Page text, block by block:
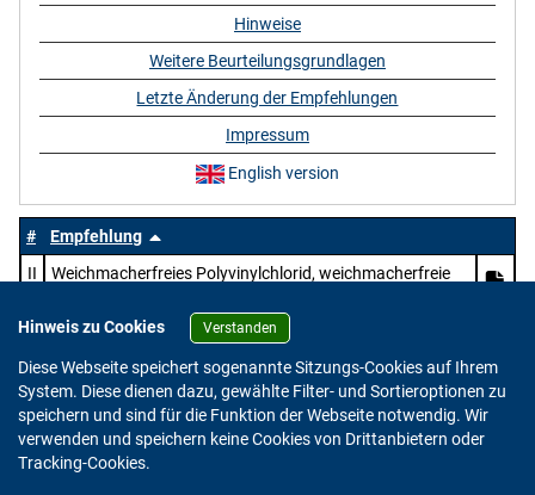
#
Empfehlung
II
Weichmacherfreies Polyvinylchlorid, weichmacherfreie
dieser Polymerisate mit anderen Mischpolymerisaten
und chlorierten Polyolefinen mit überwiegendem Gehalt
an Vinylchlorid in der Gesamtmischung
Hinweise
Weitere Beurteilungsgrundlagen
Letzte Änderung der Empfehlungen
Impressum
English version
Hinweis zu Cookies Verstanden
Diese Webseite speichert sogenannte Sitzungs-Cookies auf Ihrem
System. Diese dienen dazu, gewählte Filter- und Sortieroptionen zu
speichern und sind für die Funktion der Webseite notwendig. Wir
verwenden und speichern keine Cookies von Drittanbietern oder
Tracking-Cookies.